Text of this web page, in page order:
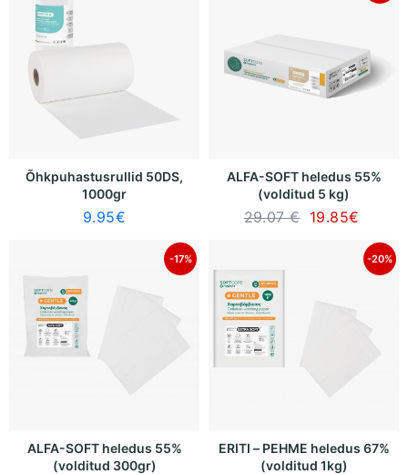
Õhkpuhastusrullid 50DS,
1000gr
9.95€
ALFA-SOFT heledus 55%
(volditud 5 kg)
29.07 € 19.85€
-17%
ALFA-SOFT heledus 55%
(volditud 300gr)
-20%
ERITI – PEHME heledus 67%
(volditud 1kg)